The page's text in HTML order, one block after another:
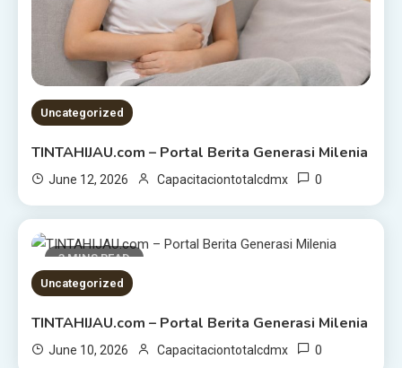
Uncategorized
TINTAHIJAU.com – Portal Berita Generasi Milenia
June 12, 2026 Capacitaciontotalcdmx 0
3 MINS READ
Uncategorized
TINTAHIJAU.com – Portal Berita Generasi Milenia
June 10, 2026 Capacitaciontotalcdmx 0